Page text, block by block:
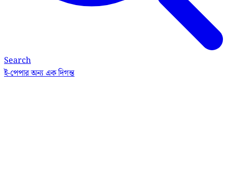
Search
ই-পেপারঅন্য এক দিগন্ত